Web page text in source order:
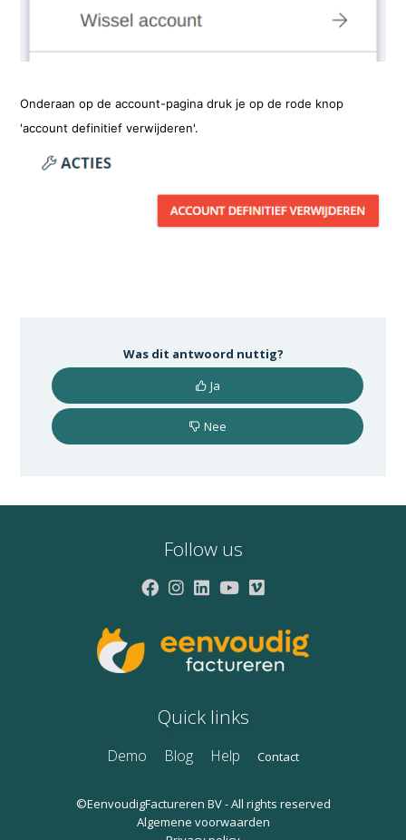
Onderaan op de account-pagina druk je op de rode knop
'account definitief verwijderen'.
Was dit antwoord nuttig?
Ja
Nee
Follow us
Quick links
Demo Blog Help Contact
©EenvoudigFactureren BV - All rights reserved
Algemene voorwaarden